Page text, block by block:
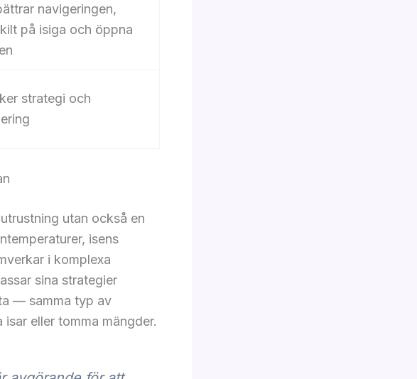
navigeringen,
på isiga och öppna
strategi och
utan också en
isens
i komplexa
sina strategier
— samma typ av
eller tomma mängder.